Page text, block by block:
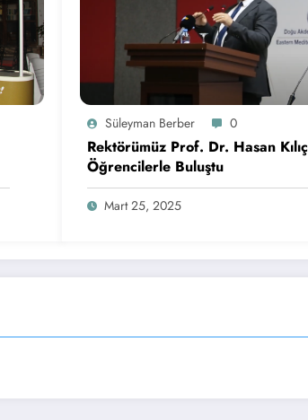
Süleyman Berber 0
Rektörümüz Prof. Dr. Hasan Kılıç
Öğrencilerle Buluştu
Mart 25, 2025